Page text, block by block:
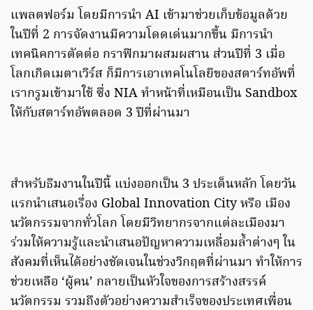
แพลตฟอร์ม โดยมีการนำ AI เข้ามาช่วยเก็บข้อมูลด้วย
ในปีที่ 2 การจัดงานมีความโดดเด่นมากขึ้น มีการนำ
เทคนิคการตัดต่อ กราฟิกมาผสมผสาน ส่วนปีที่ 3 เมื่อ
โลกเกิดเมตาเวิร์ส ก็มีการเอาเทคโนโลยีของสตาร์ทอัพที่
เรากรูมเข้ามาใช้ ซึ่ง NIA ทำหน้าที่เหมือนเป็น Sandbox
ให้กับสตาร์ทอัพตลอด 3 ปีที่ผ่านมา
สำหรับธีมงานในปีนี้ แบ่งออกเป็น 3 ประเด็นหลัก โดยวัน
แรกนำเสนอเรื่อง Global Innovation City หรือ เมือง
นวัตกรรมจากทั่วโลก โดยมีวิทยากรจากแต่ละเมืองมา
ร่วมให้ความรู้และนำเสนอปัญหาความเหลื่อมล้ำต่างๆ ใน
สังคมที่เห็นได้อย่างชัดเจนในช่วงวิกฤตที่ผ่านมา ทำให้การ
ช่วยเหลือ ‘ผู้คน’ กลายเป็นหัวใจของการสร้างสรรค์
นวัตกรรม รวมถึงตัวอย่างความสำเร็จของประเทศเพื่อน